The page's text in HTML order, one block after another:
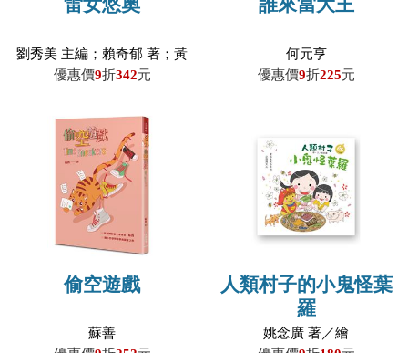
雷女悠奧
劉秀美 主編；賴奇郁 著；黃
岳琳 繪
優惠價9折342元
誰來當大王
何元亨
優惠價9折225元
偷空遊戲
蘇善
人類村子的小鬼怪葉
羅
姚念廣 著／繪